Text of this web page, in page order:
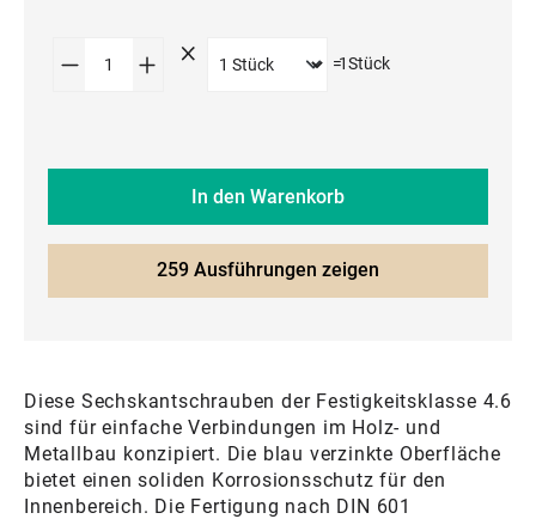
Produkt Anzahl: Gib den gewünschten
=1Stück
In den Warenkorb
259 Ausführungen zeigen
Diese Sechskantschrauben der Festigkeitsklasse 4.6
sind für einfache Verbindungen im Holz- und
Metallbau konzipiert. Die blau verzinkte Oberfläche
bietet einen soliden Korrosionsschutz für den
Innenbereich. Die Fertigung nach DIN 601